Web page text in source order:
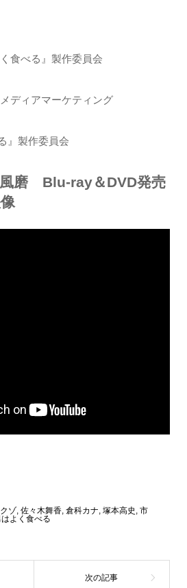
食べる』製作委員会
ディアマーケティング
』製作委員会
磨 Blu-ray＆DVD発売
ゾ, 佐々木舞香, 倉科カナ 塚本高史 市
よく食べる